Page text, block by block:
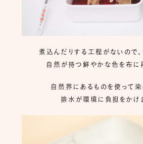
煮込んだりする工程がないので、
自然が持つ鮮やかな色を布に
自然界にあるものを使って染
排水が環境に負担をかけ